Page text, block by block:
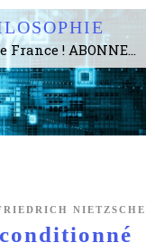
Le plus gros site de philosophie de France ! ABONNEZ-VOUS ! 4115 Articles, 1634 abonné·e·s, depuis 2006 . . . . . . . . 2 852 214 pages vues jusqu'à présent. Prestance et être apte à un plus grand nombre de choses.
NIETZSCHE